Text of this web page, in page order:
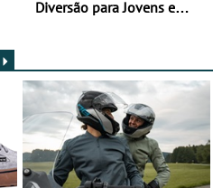
Diversão para Jovens e